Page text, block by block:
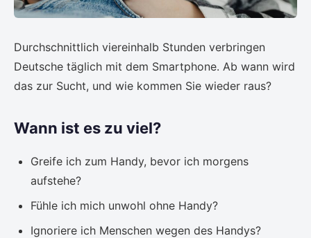
Durchschnittlich viereinhalb Stunden verbringen
Deutsche täglich mit dem Smartphone. Ab wann wird
das zur Sucht, und wie kommen Sie wieder raus?
Wann ist es zu viel?
Greife ich zum Handy, bevor ich morgens
aufstehe?
Fühle ich mich unwohl ohne Handy?
Ignoriere ich Menschen wegen des Handys?